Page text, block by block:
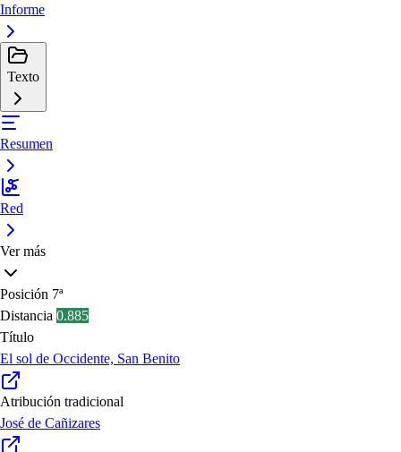
Informe
Texto
Resumen
Red
Ver más
Posición 7ª
Distancia 0.885
Título
El sol de Occidente, San Benito
Atribución tradicional
José de Cañizares